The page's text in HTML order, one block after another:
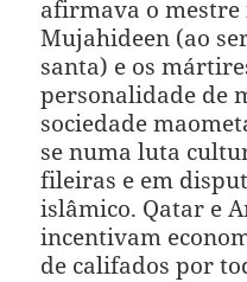
afirmava o mestre
Mujahideen (ao
santa) e os
personalidade de
sociedade
se numa luta
fileiras e em
islâmico. Qatar e
incentivam
de califados por